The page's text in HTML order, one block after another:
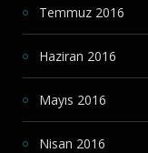
Temmuz 2016
Haziran 2016
Mayıs 2016
Nisan 2016